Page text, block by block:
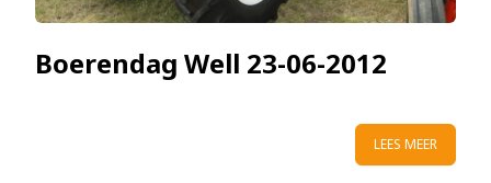
Boerendag Well 23-06-2012
LEES MEER